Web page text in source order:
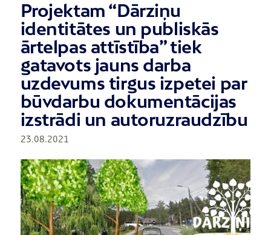
Projektam “Dārziņu
identitātes un publiskās
ārtelpas attīstība” tiek
gatavots jauns darba
uzdevums tirgus izpetei par
būvdarbu dokumentācijas
izstrādi un autoruzraudzību
23.08.2021